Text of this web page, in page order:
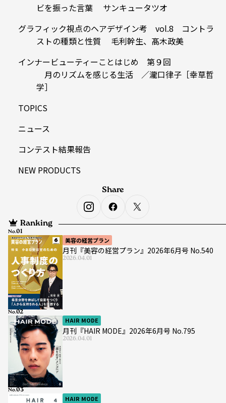
ビを振った言葉 サンキュータツオ
グラフィック視点のヘアデザイン考 vol.8 コントラ
ストの種類と性質 毛利幹生、髙木政美
インナービューティーことはじめ 第９回
月のリズムを感じる生活 ／瀧口律子［幸草哲
学］
TOPICS
ニュース
コンテスト結果報告
NEW PRODUCTS
Ranking
美容の経営プラン
月刊『美容の経営プラン』2026年6月号 No.540
2026.04.01
No.
HAIR MODE
月刊『HAIR MODE』2026年6月号 No.795
2026.04.01
No.
HAIR MODE
No.
Share